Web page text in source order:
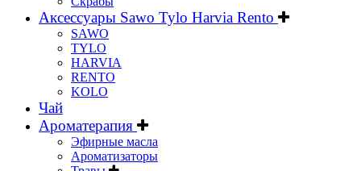
Аксессуары Sawo Tylo Harvia Rento
SAWO
TYLO
HARVIA
RENTO
KOLO
Чай
Ароматерапия
Эфирные масла
Ароматизаторы